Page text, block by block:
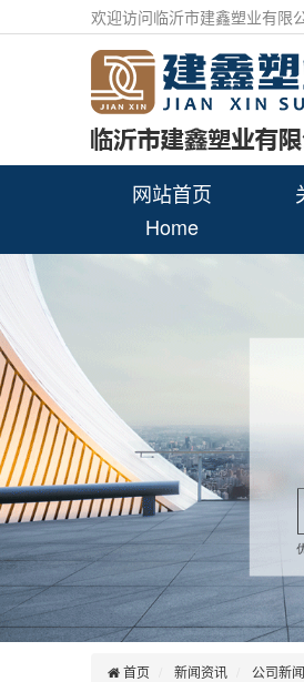
欢迎访问临沂市建鑫塑业有限
网站首页
Home
首页 新闻资讯 公司新闻